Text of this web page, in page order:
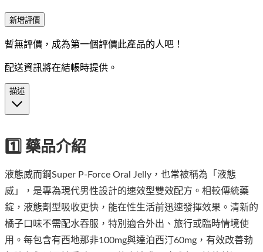
新增評價
暫無評價，成為第一個評價此產品的人吧！
配送資訊將在結帳時提供。
描述
1️⃣ 藥品介紹
液態威而鋼Super P-Force Oral Jelly，也常被稱為「液態
威」，是專為現代男性設計的速效型雙效配方。相較傳統藥
錠，液態劑型吸收更快，能在性生活前迅速發揮效果。清新的
橘子口味不需配水吞服，特別適合外出、旅行或臨時情境使
用。每包含有西地那非100mg與達泊西汀60mg，有效改善勃